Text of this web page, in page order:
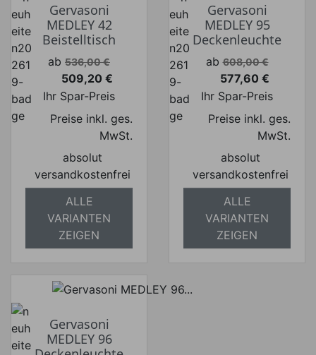
Gervasoni
MEDLEY 42
Beistelltisch
Verkaufspreis
ab 536,00 €
Preis
509,20 €
Ihr Spar-Preis
Preise inkl. ges.
MwSt.
absolut
versandkostenfrei
ALLE
VARIANTEN
ZEIGEN
Gervasoni
MEDLEY 95
Deckenleuchte
Verkaufspreis
ab 608,00 €
Preis
577,60 €
Ihr Spar-Preis
Preise inkl. ges.
MwSt.
absolut
versandkostenfrei
ALLE
VARIANTEN
ZEIGEN
Gervasoni
MEDLEY 96